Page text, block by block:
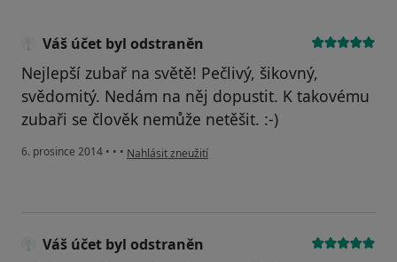
Váš účet byl odstraněn
Nejlepší zubař na světě! Pečlivý, šikovný,
svědomitý. Nedám na něj dopustit. K takovému
zubaři se člověk nemůže netěšit. :-)
6. prosince 2014 • • • podle názoru uživatele Váš účet byl odstraněn
Nahlásit zneužití
Váš účet byl odstraněn